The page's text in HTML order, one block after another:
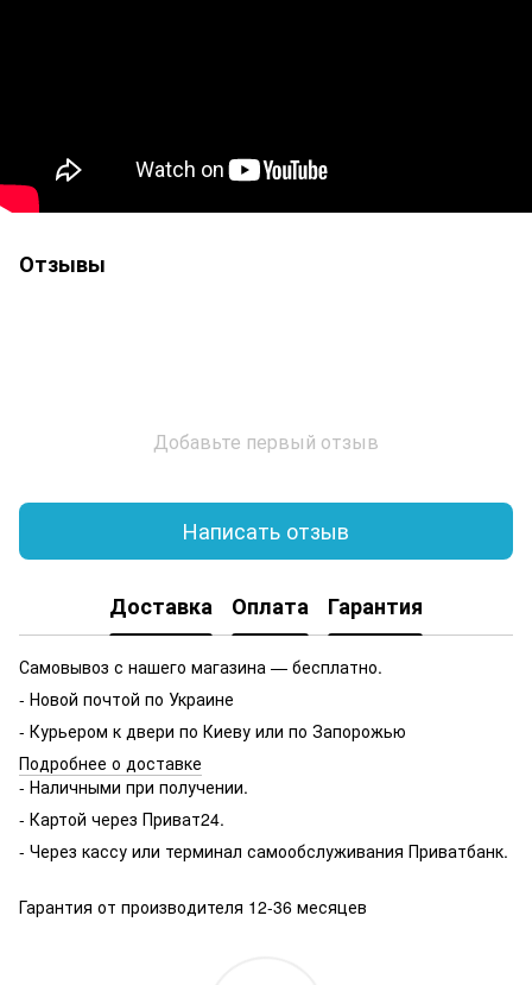
Отзывы
Добавьте первый отзыв
Написать отзыв
Доставка Оплата Гарантия
Самовывоз с нашего магазина — бесплатно.
- Новой почтой по Украине
- Курьером к двери по Киеву или по Запорожью
Подробнее о доставке
- Наличными при получении.
- Картой через Приват24.
- Через кассу или терминал самообслуживания Приватбанк.
Гарантия от производителя 12-36 месяцев